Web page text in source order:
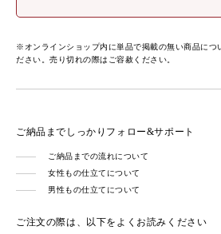
※オンラインショップ内に単品で掲載の無い商品につ
ださい。売り切れの際はご容赦ください。
ご納品までしっかりフォロー&サポート
ご納品までの流れについて
女性もの仕立てについて
男性もの仕立てについて
ご注文の際は、以下をよくお読みください